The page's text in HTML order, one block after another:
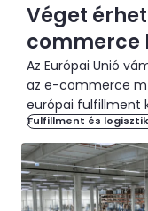
Véget
commerce
Az Európai Unió
az e-commerce
európai fulfillment
hálózatok
változások
nemzetközi
piacra lépésben.
Fulfillment és